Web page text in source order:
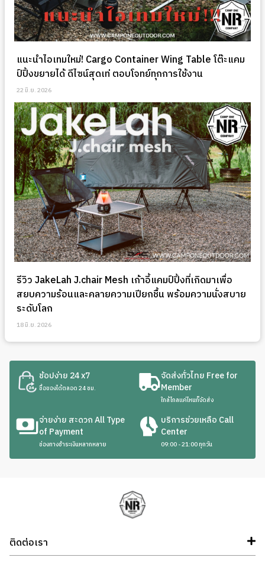
แนะนำไอเทมใหม่! Cargo Container Wing Table โต๊ะแคม
ป์ปิ้งขยายได้ ดีไซน์สุดเท่ ตอบโจทย์ทุกการใช้งาน
22 มิ.ย. 2026
รีวิว JakeLah J.chair Mesh เก้าอี้แคมป์ปิ้งที่เกิดมาเพื่อ
สยบความร้อนและคลายความเปียกชื้น พร้อมความนั่งสบาย
ระดับโลก
18 มิ.ย. 2026
ช้อปง่าย 24 x7
ซื้อของได้ตลอด 24 ชม.
จัดส่งทั่วไทย Free for
Member
ใกล้ไกลแค่ไหนก็จัดส่ง
จ่ายง่าย สะดวก All Type
of Payment
ช่องทางชำระเงินหลากหลาย
บริการช่วยเหลือ Call
Center
09:00 - 21:00 ทุกวัน
ติดต่อเรา